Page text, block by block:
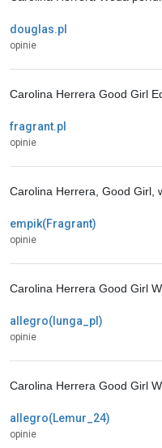
douglas.pl
opinie
fragrant.pl
opinie
Carolina Herrera Good Girl
empik(Fragrant)
opinie
Carolina Herrera, Good Girl,
allegro(lunga_pl)
opinie
Carolina Herrera Good Girl
allegro(Lemur_24)
opinie
Carolina Herrera Good Girl